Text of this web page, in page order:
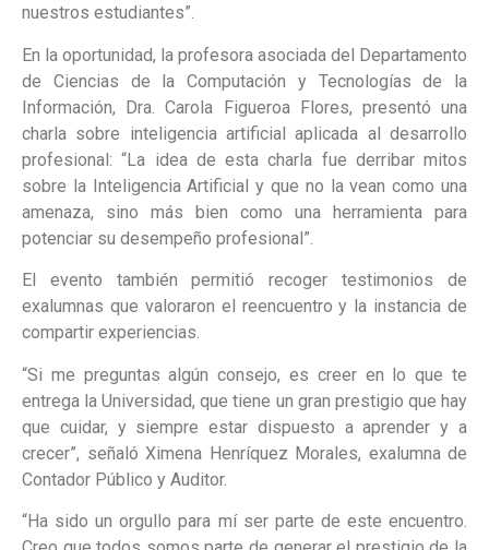
nuestros estudiantes”.
En la oportunidad, la profesora asociada del Departamento
de Ciencias de la Computación y Tecnologías de la
Información, Dra. Carola Figueroa Flores, presentó una
charla sobre inteligencia artificial aplicada al desarrollo
profesional: “La idea de esta charla fue derribar mitos
sobre la Inteligencia Artificial y que no la vean como una
amenaza, sino más bien como una herramienta para
potenciar su desempeño profesional”.
El evento también permitió recoger testimonios de
exalumnas que valoraron el reencuentro y la instancia de
compartir experiencias.
“Si me preguntas algún consejo, es creer en lo que te
entrega la Universidad, que tiene un gran prestigio que hay
que cuidar, y siempre estar dispuesto a aprender y a
crecer”, señaló Ximena Henríquez Morales, exalumna de
Contador Público y Auditor.
“Ha sido un orgullo para mí ser parte de este encuentro.